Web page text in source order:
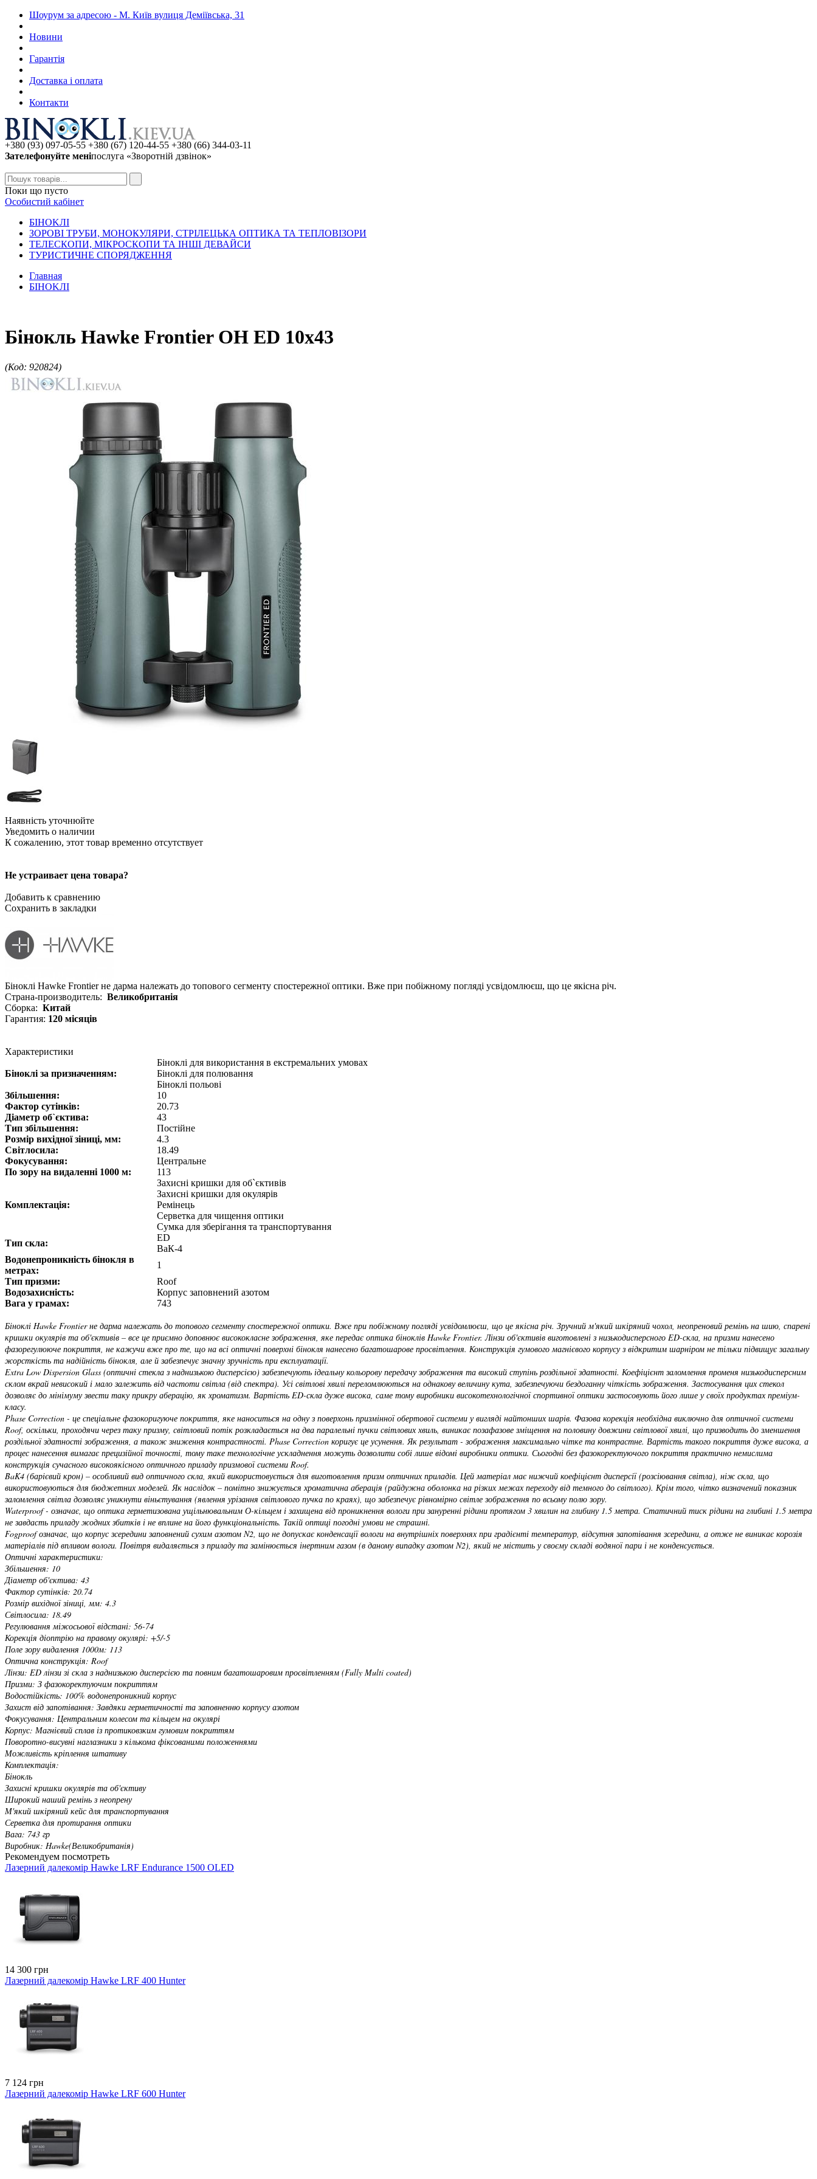
Шоурум за адресою - М. Київ вулиця Деміївська, 31
Новини
Гарантія
Доставка і оплата
Контакти
+380 (93) 097-05-55 +380 (67) 120-44-55 +380 (66) 344-03-11
Зателефонуйте меніпослуга «Зворотній дзвінок»
Поки що пусто
Особистий кабінет
БIHOKЛI
ЗОРОВІ ТРУБИ, МОНОКУЛЯРИ, СТРІЛЕЦЬКА ОПТИКА ТА ТЕПЛОВІЗОРИ
ТЕЛЕСКОПИ, МІКРОСКОПИ ТА ІНШІ ДЕВАЙСИ
ТУРИСТИЧНЕ СПОРЯДЖЕННЯ
Главная
БIHOKЛI
Бінокль Hawke Frontier OH ED 10x43
(Код: 920824)
Наявність уточнюйте
Уведомить о наличии
К сожалению, этот товар временно отсутствует
Не устраивает цена товара?
Добавить к сравнению
Сохранить в закладки
Біноклі Hawke Frontier не дарма належать до топового сегменту спостережної оптики. Вже при побіжному погляді усвідомлюєш, що це якісна річ.
Страна-производитель: Великобританія
Сборка: Китай
Гарантия: 120 місяців
Характеристики
Біноклі за призначенням:
Біноклі для використання в екстремальних умовах
Біноклі для полювання
Біноклі польові
Збільшення:
10
Фактор сутінків:
20.73
Діаметр об`єктива:
43
Тип збільшення:
Постійне
Розмір вихідної зіниці, мм:
4.3
Світлосила:
18.49
Фокусування:
Центральне
По зору на видаленні 1000 м:
113
Комплектація:
Захисні кришки для об`єктивів
Захисні кришки для окулярів
Ремінець
Серветка для чищення оптики
Сумка для зберігання та транспортування
Тип скла:
ED
ВаК-4
Водонепроникність бінокля в
метрах:
1
Тип призми:
Roof
Водозахисність:
Корпус заповнений азотом
Вага у грамах:
743
Біноклі Hawke Frontier не дарма належать до топового сегменту спостережної оптики. Вже при побіжному погляді усвідомлюєш, що це якісна річ. Зручний м'який шкіряний чохол, неопреновий ремінь на шию, спарені
кришки окулярів та об'єктивів – все це приємно доповнює висококласне зображення, яке передає оптика біноклів Hawke Frontier. Лінзи об'єктивів виготовлені з низькодисперсного ED-скла, на призми нанесено
фазорегулююче покриття, не кажучи вже про те, що на всі оптичні поверхні бінокля нанесено багатошарове просвітлення. Конструкція гумового магнієвого корпусу з відкритим шарніром не тільки підвищує загальну
жорсткість та надійність бінокля, але й забезпечує значну зручність при експлуатації.
Extra Low Dispersion Glass (оптичні стекла з наднизькою дисперсією) забезпечують ідеальну кольорову передачу зображення та високий ступінь роздільної здатності. Коефіцієнт заломлення променя низькодисперсним
склом вкрай невисокий і мало залежить від частоти світла (від спектра). Усі світлові хвилі переломлюються на однакову величину кута, забезпечуючи бездоганну чіткість зображення. Застосування цих стекол
дозволяє до мінімуму звести таку прикру аберацію, як хроматизм. Вартість ED-скла дуже висока, саме тому виробники високотехнологічної спортивної оптики застосовують його лише у своїх продуктах преміум-
класу.
Phase Correction - це спеціальне фазокоригуюче покриття, яке наноситься на одну з поверхонь призмінної обертової системи у вигляді найтонших шарів. Фазова корекція необхідна виключно для оптичної системи
Roof, оскільки, проходячи через таку призму, світловий потік розкладається на два паралельні пучки світлових хвиль, виникає позафазове зміщення на половину довжини світлової хвилі, що призводить до зменшення
роздільної здатності зображення, а також зниження контрастності. Phase Correction коригує це усунення. Як результат - зображення максимально чітке та контрастне. Вартість такого покриття дуже висока, а
процес нанесення вимагає прецизійної точності, тому таке технологічне ускладнення можуть дозволити собі лише відомі виробники оптики. Сьогодні без фазокоректуючого покриття практично немислима
конструкція сучасного високоякісного оптичного приладу призмової системи Roof.
BaK4 (барієвий крон) – особливий вид оптичного скла, який використовується для виготовлення призм оптичних приладів. Цей матеріал має нижчий коефіцієнт дисперсії (розсіювання світла), ніж скла, що
використовуються для бюджетних моделей. Як наслідок – помітно знижується хроматична аберація (райдужна оболонка на різких межах переходу від темного до світлого). Крім того, чітко визначений показник
заломлення світла дозволяє уникнути віньєтування (явлення урізання світлового пучка по краях), що забезпечує рівномірно світле зображення по всьому полю зору.
Waterproof - означає, що оптика герметизована ущільнювальним О-кільцем і захищена від проникнення вологи при зануренні рідини протягом 3 хвилин на глибину 1.5 метра. Статичний тиск рідини на глибині 1.5 метра
не завдасть приладу жодних збитків і не вплине на його функціональність. Такій оптиці погодні умови не страшні.
Fogproof означає, що корпус зсередини заповнений сухим азотом N2, що не допускає конденсації вологи на внутрішніх поверхнях при градієнті температур, відсутня запотівання зсередини, а отже не виникає корозія
матеріалів під впливом вологи. Повітря видаляється з приладу та замінюється інертним газом (в даному випадку азотом N2), який не містить у своєму складі водяної пари і не конденсується.
Оптичні характеристики:
Збільшення: 10
Діаметр об'єктива: 43
Фактор сутінків: 20.74
Розмір вихідної зіниці, мм: 4.3
Світлосила: 18.49
Регулювання міжосьової відстані: 56-74
Корекція діоптрію на правому окулярі: +5/-5
Поле зору видалення 1000м: 113
Оптична конструкція: Roof
Лінзи: ED лінзи зі скла з наднизькою дисперсією та повним багатошаровим просвітленням (Fully Multi coated)
Призми: З фазокоректуючим покриттям
Водостійкість: 100% водонепроникний корпус
Захист від запотівання: Завдяки герметичності та заповненню корпусу азотом
Фокусування: Центральним колесом та кільцем на окулярі
Корпус: Магнієвий сплав із протиковзким гумовим покриттям
Поворотно-висувні наглазники з кількома фіксованими положеннями
Можливість кріплення штативу
Комплектація:
Бінокль
Захисні кришки окулярів та об'єктиву
Широкий наший ремінь з неопрену
М'який шкіряний кейс для транспортування
Серветка для протирання оптики
Вага: 743 гр
Виробник: Hawke(Великобританія)
Рекомендуем посмотреть
Лазерний далекомір Hawke LRF Endurance 1500 OLED
14 300 грн
Лазерний далекомір Hawke LRF 400 Hunter
7 124 грн
Лазерний далекомір Hawke LRF 600 Hunter